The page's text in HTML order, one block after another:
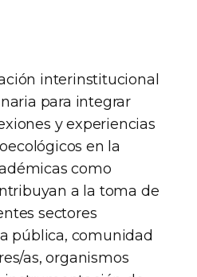
interinstitucional
para integrar
y experiencias
en la
como
a la toma de
sectores
pública, comunidad
as, organismos